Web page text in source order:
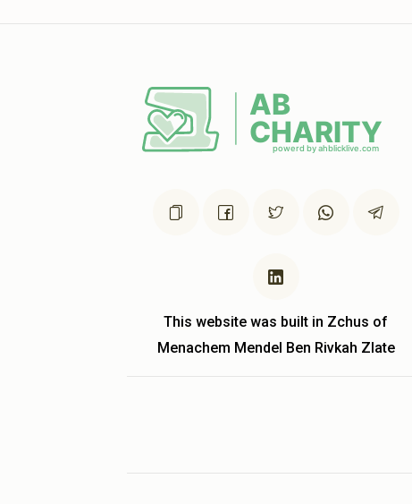
This website was built in Zchus of
Menachem Mendel Ben Rivkah Zlate